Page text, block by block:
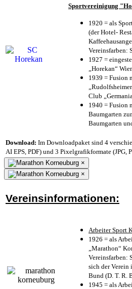
Sportvereinigung
1920 = als
(der Hotel-
Vereinsfarben:
1927 =
„Horekan“
1939 = Fusion
Club
1940 = Fusion
Baumgarten
Baumgarten
Download: Im Downloadpaket sind 4
AI EPS, PDF) und 3 Pixelgrafikformate (JPG,
×
×
Vereinsinformationen:
Arbeiter Sport
1926 = als
„Marathon“
Vereinsfarben:
sich der Verein
Bund (D. T. R.
1945 = als